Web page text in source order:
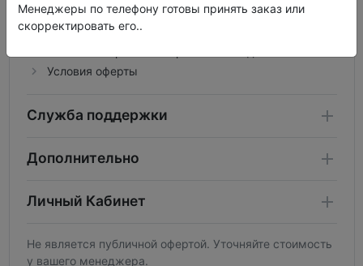
О нас
Информация о доставке
Условия оферты
Служба поддержки
Дополнительно
Личный Кабинет
Не является публичной офертой. Уточняйте стоимость
у вашего менеджера.
Менеджеры по телефону готовы принять заказ или
скорректировать его..